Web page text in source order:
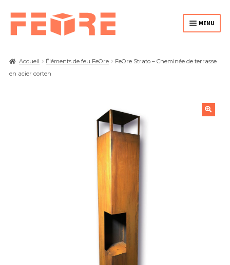
MENU
PERSONNALISATION
À PROPOS DE FEORE
CONTACT
FRANÇAIS
Accueil Éléments de feu FeOre
FeOre Strato – Cheminée de terrasse
en acier corten